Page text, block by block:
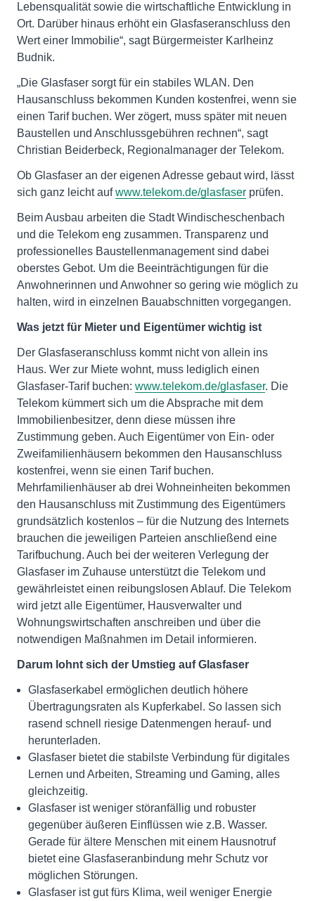
Lebensqualität sowie die wirtschaftliche Entwicklung in
Ort. Darüber hinaus erhöht ein Glasfaseranschluss den
Wert einer Immobilie“, sagt Bürgermeister Karlheinz
Budnik.
„Die Glasfaser sorgt für ein stabiles WLAN. Den
Hausanschluss bekommen Kunden kostenfrei, wenn sie
einen Tarif buchen. Wer zögert, muss später mit neuen
Baustellen und Anschlussgebühren rechnen“, sagt
Christian Beiderbeck, Regionalmanager der Telekom.
Ob Glasfaser an der eigenen Adresse gebaut wird, lässt
sich ganz leicht aufwww.telekom.de/glasfaser prüfen.
Beim Ausbau arbeiten die Stadt Windischeschenbach
und die Telekom eng zusammen. Transparenz und
professionelles Baustellenmanagement sind dabei
oberstes Gebot. Um die Beeinträchtigungen für die
Anwohnerinnen und Anwohner so gering wie möglich zu
halten, wird in einzelnen Bauabschnitten vorgegangen.
Was jetzt für Mieter und Eigentümer wichtig ist
Der Glasfaseranschluss kommt nicht von allein ins
Haus. Wer zur Miete wohnt, muss lediglich einen
Glasfaser-Tarif buchen: www.telekom.de/glasfaser. Die
Telekom kümmert sich um die Absprache mit dem
Immobilienbesitzer, denn diese müssen ihre
Zustimmung geben. Auch Eigentümer von Ein- oder
Zweifamilienhäusern bekommen den Hausanschluss
kostenfrei, wenn sie einen Tarif buchen.
Mehrfamilienhäuser ab drei Wohneinheiten bekommen
den Hausanschluss mit Zustimmung des Eigentümers
grundsätzlich kostenlos – für die Nutzung des Internets
brauchen die jeweiligen Parteien anschließend eine
Tarifbuchung. Auch bei der weiteren Verlegung der
Glasfaser im Zuhause unterstützt die Telekom und
gewährleistet einen reibungslosen Ablauf. Die Telekom
wird jetzt alle Eigentümer, Hausverwalter und
Wohnungswirtschaften anschreiben und über die
notwendigen Maßnahmen im Detail informieren.
Darum lohnt sich der Umstieg auf Glasfaser
Glasfaserkabel ermöglichen deutlich höhere
Übertragungsraten als Kupferkabel. So lassen sich
rasend schnell riesige Datenmengen herauf- und
herunterladen.
Glasfaser bietet die stabilste Verbindung für digitales
Lernen und Arbeiten, Streaming und Gaming, alles
gleichzeitig.
Glasfaser ist weniger störanfällig und robuster
gegenüber äußeren Einflüssen wie z.B. Wasser.
Gerade für ältere Menschen mit einem Hausnotruf
bietet eine Glasfaseranbindung mehr Schutz vor
möglichen Störungen.
Glasfaser ist gut fürs Klima, weil weniger Energie